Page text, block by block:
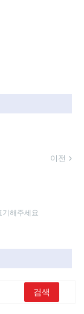
이전
해주세요